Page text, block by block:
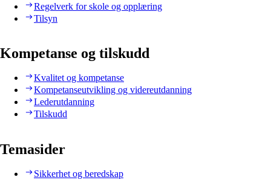
Regelverk for skole og opplæring
Tilsyn
Kompetanse og tilskudd
Kvalitet og kompetanse
Kompetanseutvikling og videreutdanning
Lederutdanning
Tilskudd
Temasider
Sikkerhet og beredskap